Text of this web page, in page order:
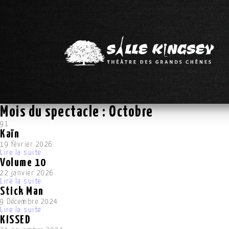
Mois du spectacle :Octobre
91
Kaïn
19 février 2026
Lire la suite
Volume 10
22 janvier 2026
Lire la suite
Stick Man
9 Décembre 2024
Lire la suite
KISSED